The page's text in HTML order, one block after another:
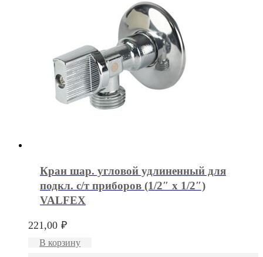
Кран шар. угловой удлиненный для
подкл. с/т приборов (1/2″ х 1/2″)
VALFEX
221,00 ₽
В корзину